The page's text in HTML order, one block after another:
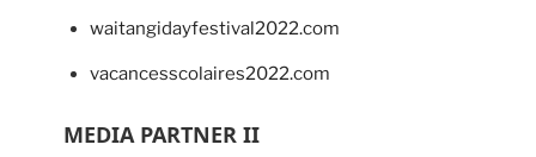
waitangidayfestival2022.com
vacancesscolaires2022.com
MEDIA PARTNER II